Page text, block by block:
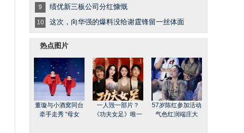
9 绩优新三板公司分红慷慨
10 这次，向华强的爆料没给谢霆锋留一丝体面
热点图片
董璇与小酒窝同台
牵手走秀 “母女
一人毁一部片？
《功夫女足》唯一
57岁陈红参加活动
气色红润端庄大